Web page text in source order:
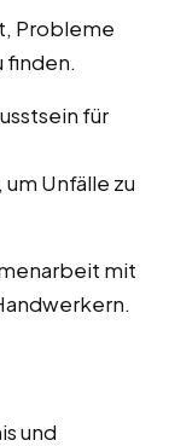
Probleme
finden.
für
Unfälle zu
mit
und